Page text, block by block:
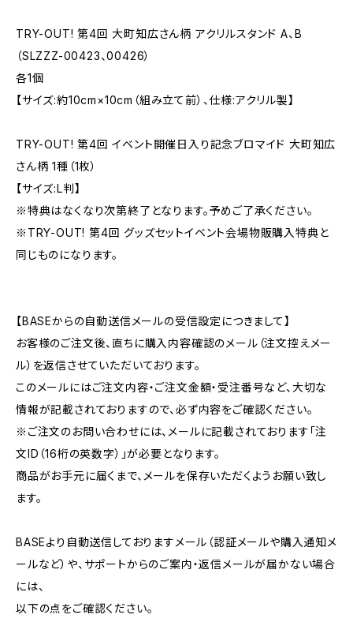
TRY-OUT! 第4回 大町知広さん柄 アクリルスタンド A、B
（SLZZZ-00423、00426）
各1個
【サイズ:約10cm×10cm（組み立て前）、仕様:アクリル製】
TRY-OUT! 第4回 イベント開催日入り記念ブロマイド 大町知広
さん柄 1種（1枚）
【サイズ:L判】
※特典はなくなり次第終了となります。予めご了承ください。
※TRY-OUT! 第4回 グッズセットイベント会場物販購入特典と
同じものになります。
【BASEからの自動送信メールの受信設定につきまして】
お客様のご注文後、直ちに購入内容確認のメール（注文控えメー
ル）を返信させていただいております。
このメールにはご注文内容・ご注文金額・受注番号など、大切な
情報が記載されておりますので、必ず内容をご確認ください。
※ご注文のお問い合わせには、メールに記載されております「注
文ID（16桁の英数字）」が必要となります。
商品がお手元に届くまで、メールを保存いただくようお願い致し
ます。
BASEより自動送信しておりますメール（認証メールや購入通知メ
ールなど）や、サポートからのご案内・返信メールが届かない場合
には、
以下の点をご確認ください。